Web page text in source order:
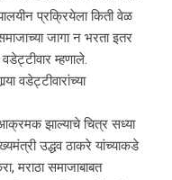
प्रक्रियेला किती वेळ
जागा न भरता इतर
म्हणाले.
वडेट्टीवारांच्या
झाल्याचे चित्र सध्या
उद्धव ठाकरे यांच्याकडे
मराठा समाजाबाबत